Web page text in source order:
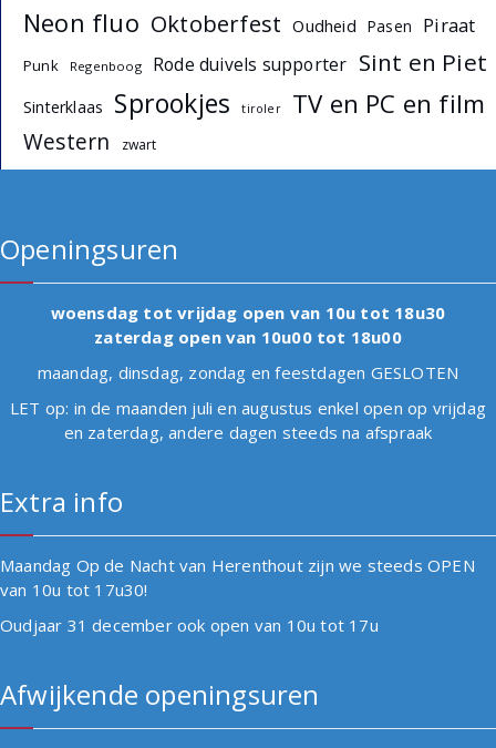
Neon fluo Oktoberfest Oudheid Pasen Piraat
Punk Regenboog Rode duivels supporter Sint en Piet
Sinterklaas Sprookjes tiroler TV en PC en film
Western zwart
Openingsuren
woensdag tot vrijdag open van 10u tot 18u30
zaterdag open van 10u00 tot 18u00
maandag, dinsdag, zondag en feestdagen GESLOTEN
LET op: in de maanden juli en augustus enkel open op vrijdag
en zaterdag, andere dagen steeds na afspraak
Extra info
Maandag Op de Nacht van Herenthout zijn we steeds OPEN
van 10u tot 17u30!
Oudjaar 31 december ook open van 10u tot 17u
Afwijkende openingsuren